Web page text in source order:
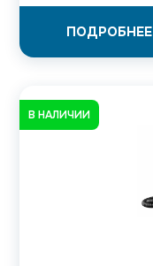
ПОДРОБНЕЕ
В НАЛИЧИИ